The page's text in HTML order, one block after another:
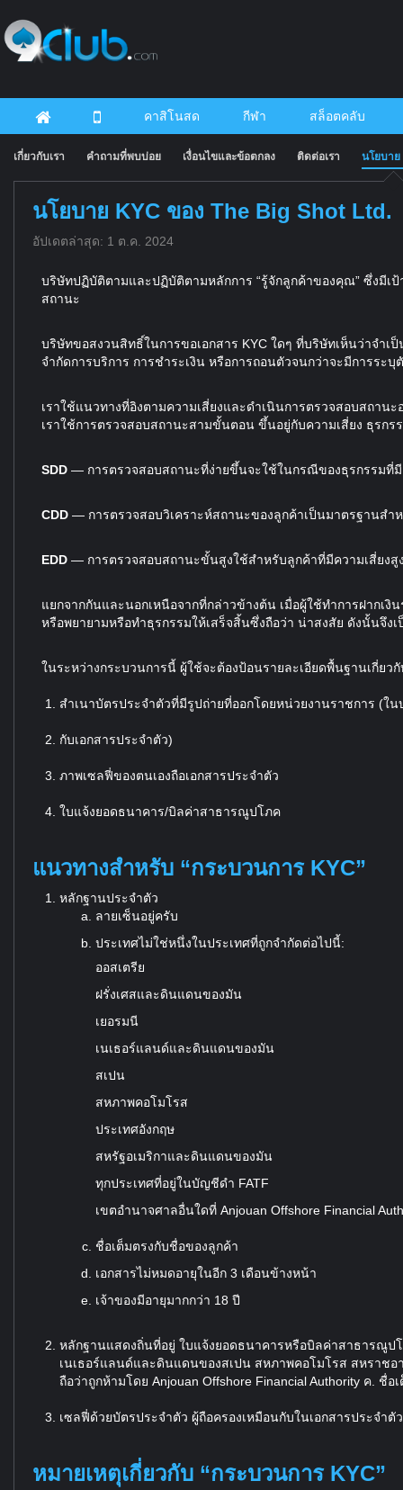
คาสิโนสด กีฬา สล็อตคลับ
เกี่ยวกับเรา คำถามที่พบบ่อย เงื่อนไขและข้อตกลง ติดต่อเรา นโยบาย
นโยบาย KYC ของ The Big Shot Ltd.
อัปเดตล่าสุด: 1 ต.ค. 2024
บริษัทปฏิบัติตามและปฏิบัติตามหลักการ “รู้จักลูกค้าของคุณ” ซึ่งมีเ
สถานะ
บริษัทขอสงวนสิทธิ์ในการขอเอกสาร KYC ใดๆ ที่บริษัทเห็นว่าจำเ
จำกัดการบริการ การชำระเงิน หรือการถอนตัวจนกว่าจะมีการระ
เราใช้แนวทางที่อิงตามความเสี่ยงและดำเนินการตรวจสอบสถาน
เราใช้การตรวจสอบสถานะสามขั้นตอน ขึ้นอยู่กับความเสี่ยง ธุรกร
SDD — การตรวจสอบสถานะที่ง่ายขึ้นจะใช้ในกรณีของธุรกรรมที่
CDD — การตรวจสอบวิเคราะห์สถานะของลูกค้าเป็นมาตรฐานส
EDD — การตรวจสอบสถานะขั้นสูงใช้สำหรับลูกค้าที่มีความเสี่ยง
แยกจากกันและนอกเหนือจากที่กล่าวข้างต้น เมื่อผู้ใช้ทำการฝากเงิ
หรือพยายามหรือทำธุรกรรมให้เสร็จสิ้นซึ่งถือว่า น่าสงสัย ดังนั้นจึง
ในระหว่างกระบวนการนี้ ผู้ใช้จะต้องป้อนรายละเอียดพื้นฐานเกี่ยว
สำเนาบัตรประจำตัวที่มีรูปถ่ายที่ออกโดยหน่วยงานราชการ (
กับเอกสารประจำตัว)
ภาพเซลฟี่ของตนเองถือเอกสารประจำตัว
ใบแจ้งยอดธนาคาร/บิลค่าสาธารณูปโภค
แนวทางสำหรับ “กระบวนการ KYC”
หลักฐานประจำตัว
ลายเซ็นอยู่ครับ
ประเทศไม่ใช่หนึ่งในประเทศที่ถูกจำกัดต่อไปนี้:
ออสเตรีย
ฝรั่งเศสและดินแดนของมัน
เยอรมนี
เนเธอร์แลนด์และดินแดนของมัน
สเปน
สหภาพคอโมโรส
ประเทศอังกฤษ
สหรัฐอเมริกาและดินแดนของมัน
ทุกประเทศที่อยู่ในบัญชีดำ FATF
เขตอำนาจศาลอื่นใดที่ Anjouan Offshore Financial
ชื่อเต็มตรงกับชื่อของลูกค้า
เอกสารไม่หมดอายุในอีก 3 เดือนข้างหน้า
เจ้าของมีอายุมากกว่า 18 ปี
หลักฐานแสดงถิ่นที่อยู่ ใบแจ้งยอดธนาคารหรือบิลค่าสาธารณูป
เนเธอร์แลนด์และดินแดนของสเปน สหภาพคอโมโรส สหราช
ถือว่าถูกห้ามโดย Anjouan Offshore Financial Authority ค.
เซลฟี่ด้วยบัตรประจำตัว ผู้ถือครองเหมือนกับในเอกสารประจำ
หมายเหตุเกี่ยวกับ “กระบวนการ KYC”